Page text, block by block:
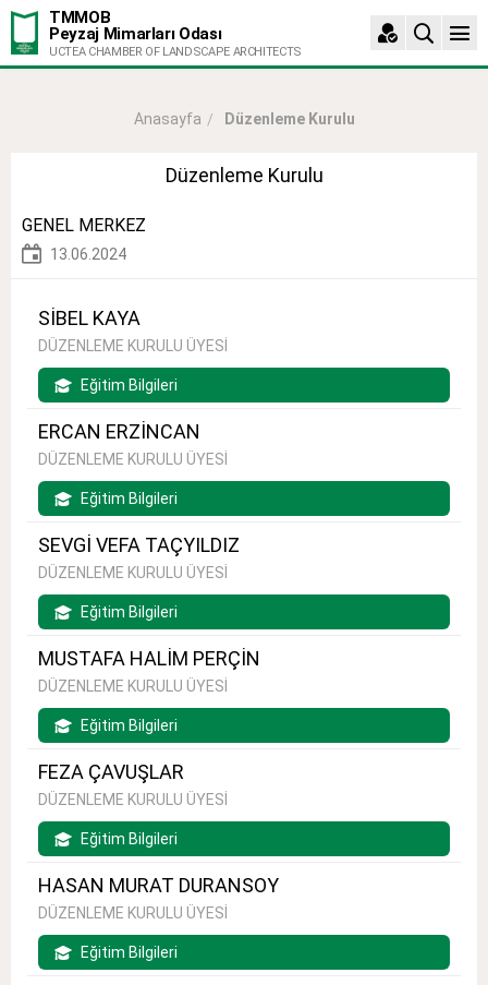
TMMOB
Peyzaj Mimarları Odası
UCTEA CHAMBER OF LANDSCAPE ARCHITECTS
Anasayfa Düzenleme Kurulu
Düzenleme Kurulu
GENEL MERKEZ
13.06.2024
SİBEL KAYA
DÜZENLEME KURULU ÜYESİ
Eğitim Bilgileri
ERCAN ERZİNCAN
DÜZENLEME KURULU ÜYESİ
Eğitim Bilgileri
SEVGİ VEFA TAÇYILDIZ
DÜZENLEME KURULU ÜYESİ
Eğitim Bilgileri
MUSTAFA HALİM PERÇİN
DÜZENLEME KURULU ÜYESİ
Eğitim Bilgileri
FEZA ÇAVUŞLAR
DÜZENLEME KURULU ÜYESİ
Eğitim Bilgileri
HASAN MURAT DURANSOY
DÜZENLEME KURULU ÜYESİ
Eğitim Bilgileri